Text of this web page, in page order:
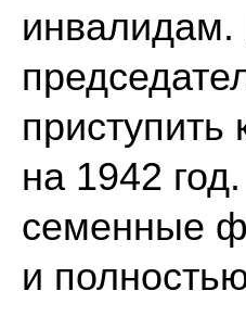
инвалидам.
приступить
на 1942
семенные
и